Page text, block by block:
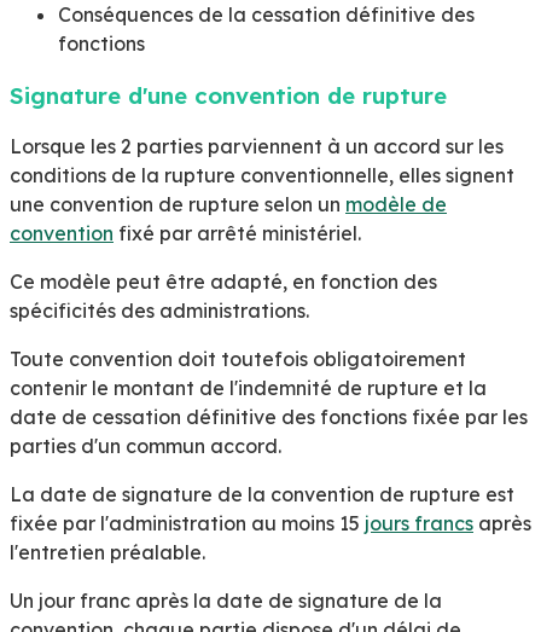
Conséquences de la cessation définitive des
fonctions
Signature d'une convention de rupture
Lorsque les 2 parties parviennent à un accord sur les
conditions de la rupture conventionnelle, elles signent
une convention de rupture selon un modèle de
convention fixé par arrêté ministériel.
Ce modèle peut être adapté, en fonction des
spécificités des administrations.
Toute convention doit toutefois obligatoirement
contenir le montant de l'indemnité de rupture et la
date de cessation définitive des fonctions fixée par les
parties d'un commun accord.
La date de signature de la convention de rupture est
fixée par l'administration au moins 15 jours francs après
l'entretien préalable.
Un jour franc après la date de signature de la